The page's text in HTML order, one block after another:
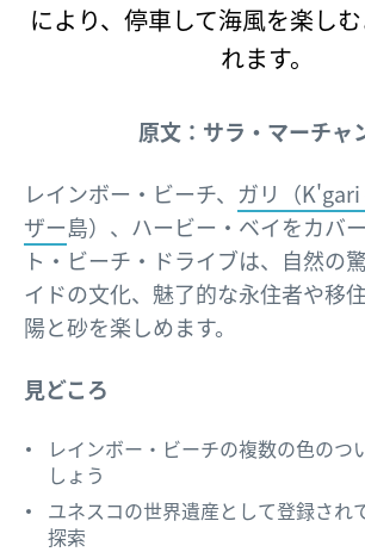
により、停車して海風を楽し
れます。
原文：サラ・マーチャ
レインボー・ビーチ、 ガリ（K'gari
ザー島）、ハービー・ベイをカバ
ト・ビーチ・ドライブは、自然の
イドの文化、魅了的な永住者や移
陽と砂を楽しめます。
見どころ
レインボー・ビーチの複数の色のつ
しょう
ユネスコの世界遺産として登録され
探索